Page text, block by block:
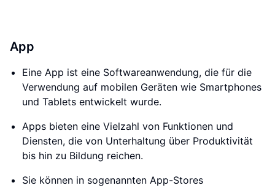
App
Eine App ist eine Softwareanwendung, die für die
Verwendung auf mobilen Geräten wie Smartphones
und Tablets entwickelt wurde.
Apps bieten eine Vielzahl von Funktionen und
Diensten, die von Unterhaltung über Produktivität
bis hin zu Bildung reichen.
Sie können in sogenannten App-Stores